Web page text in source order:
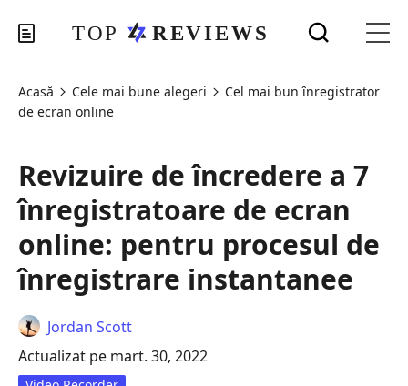
Acasă Cele mai bune alegeri
Cel mai bun înregistrator
de ecran online
Revizuire de încredere a 7
înregistratoare de ecran
online: pentru procesul de
înregistrare instantanee
Jordan Scott
Actualizat pe mart. 30, 2022